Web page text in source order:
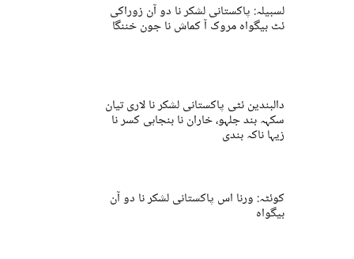
لسبیلہ: پاکستانی لشکر نا دو آن زوراکی
ئٹ بیگواہ مروک آ کماش نا جون خننگا
دالبندین ئٹی پاکستانی لشکر نا لاری تیان
سکہہ بند جلہو، خاران نا بنجاہی کسر نا
زیہا ناکہ بندی
کوئٹہ: ورنا اس پاکستانی لشکر نا دو آن
بیگواہ